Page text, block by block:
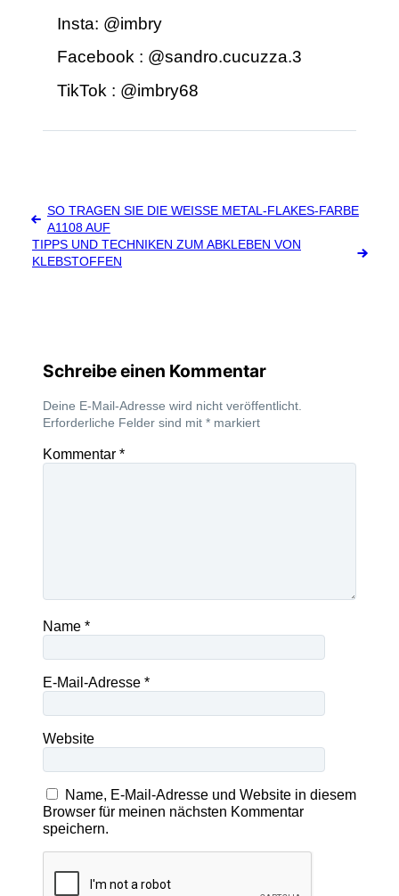
Insta: @imbry
Facebook : @sandro.cucuzza.3
TikTok : @imbry68
SO TRAGEN SIE DIE WEISSE METAL-FLAKES-FARBE A
1108 AUF
TIPPS UND TECHNIKEN ZUM ABKLEBEN VON
KLEBSTOFFEN
Schreibe einen Kommentar
Deine E-Mail-Adresse wird nicht veröffentlicht.
Erforderliche Felder sind mit * markiert
Kommentar *
Name *
E-Mail-Adresse *
Website
Name, E-Mail-Adresse und Website in diesem
Browser für meinen nächsten Kommentar
speichern.